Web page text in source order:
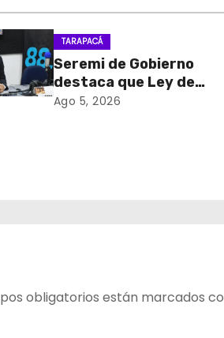
TARAPACÁ
Seremi de Gobierno
destaca que Ley de
Reconstrucción Nacional
Ago 5, 2026
obligatorios están marcados